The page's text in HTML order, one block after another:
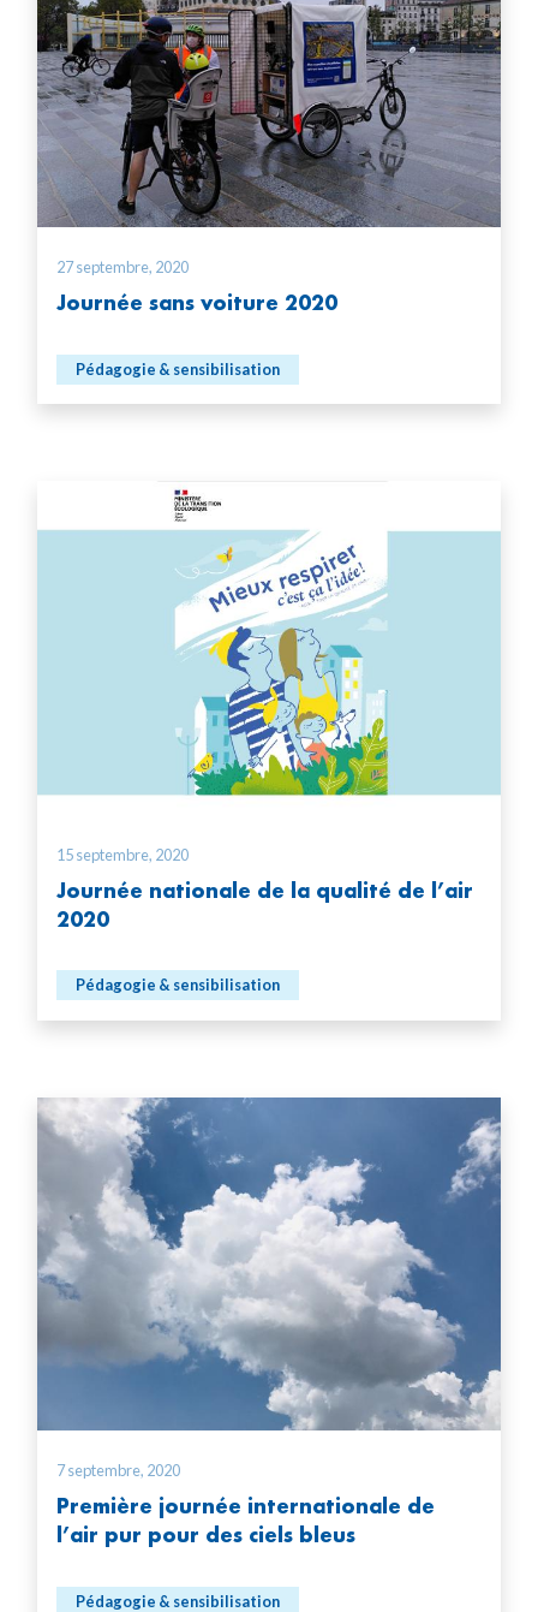
27 septembre, 2020
Journée sans voiture 2020
Pédagogie & sensibilisation
15 septembre, 2020
Journée nationale de la qualité de l’air
2020
Pédagogie & sensibilisation
7 septembre, 2020
Première journée internationale de
l’air pur pour des ciels bleus
Pédagogie & sensibilisation